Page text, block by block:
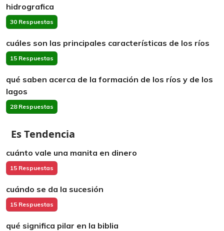
hidrografica
30 Respuestas
cuáles son las principales características de los ríos
15 Respuestas
qué saben acerca de la formación de los ríos y de los
lagos
28 Respuestas
Es Tendencia
cuánto vale una manita en dinero
15 Respuestas
cuándo se da la sucesión
15 Respuestas
qué significa pilar en la biblia